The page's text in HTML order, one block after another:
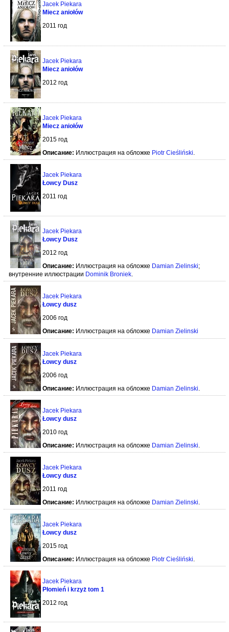
Jacek Piekara
Miecz aniołów
2011 год
Jacek Piekara
Miecz aniołów
2012 год
Jacek Piekara
Miecz aniołów
2015 год
Описание: Иллюстрация на обложке Piotr Cieśliński.
Jacek Piekara
Łowcy Dusz
2011 год
Jacek Piekara
Łowcy Dusz
2012 год
Описание: Иллюстрация на обложке Damian Zielinski;
внутренние иллюстрации Dominik Broniek.
Jacek Piekara
Łowcy dusz
2006 год
Описание: Иллюстрация на обложке Damian Zielinski
Jacek Piekara
Łowcy dusz
2006 год
Описание: Иллюстрация на обложке Damian Zielinski.
Jacek Piekara
Łowcy dusz
2010 год
Описание: Иллюстрация на обложке Damian Zielinski.
Jacek Piekara
Łowcy dusz
2011 год
Описание: Иллюстрация на обложке Damian Zielinski.
Jacek Piekara
Łowcy dusz
2015 год
Описание: Иллюстрация на обложке Piotr Cieśliński.
Jacek Piekara
Płomień i krzyż tom 1
2012 год